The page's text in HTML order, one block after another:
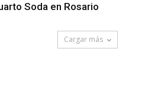
Soda en Rosario
Cargar más